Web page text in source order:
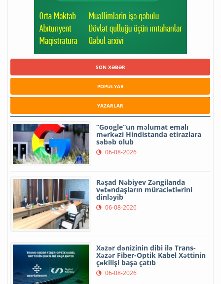
SON XƏBƏR
POPULYAR
YAZARLAR
“Google”un məlumat emalı
mərkəzi Hindistanda etirazlara
səbəb olub
06-08-2026
Rəşad Nəbiyev Zəngilanda
vətəndaşların müraciətlərini
dinləyib
06-08-2026
Xəzər dənizinin dibi ilə Trans-
Xəzər Fiber-Optik Kabel Xəttinin
çəkilişi başa çatıb
06-08-2026